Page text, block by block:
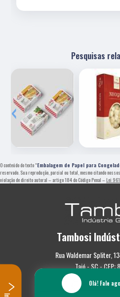
Pesquisas
‹
O conteúdo do texto "Embalagem de Papel para
reservado. Sua reprodução, parcial ou total, mesmo citando
violação de direito autoral – artigo 184 do Código Penal – Lei
Tambosi
Rua Waldemar Spliter,
Taió - SC - CEP:
(47) 3562-
Olá! Fale